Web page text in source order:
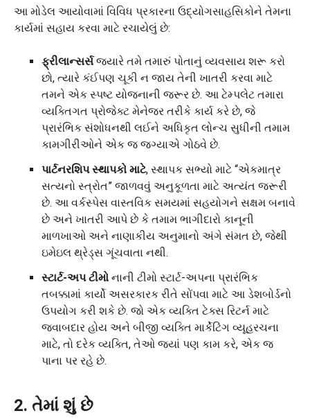
આ મોડેલ આયોવામાં વિવિધ પ્રકારના ઉદ્યોગસાહસિકોને તેમના
કાર્યમાં સહાય કરવા માટે રચાયેલું છે:
ફ્રીલાન્સર્સજ્યારે તમે તમારું પોતાનું વ્યવસાય શરૂ કરો
છો, ત્યારે કંઈપણ ચૂકી ન જાય તેની ખાતરી કરવા માટે
તમને એક સ્પષ્ટ યોજનાની જરૂર છે. આ ટેમ્પલેટ તમારા
વ્યક્તિગત પ્રોજેક્ટ મેનેજર તરીકે કાર્ય કરે છે, જે
પ્રારંભિક સંશોધનથી લઈને અધિકૃત લોન્ચ સુધીની તમામ
કામગીરીઓને એક જ જગ્યાએ ગોઠવે છે.
પાર્ટનરશિપ સ્થાપકો માટે, સ્થાપક સભ્યો માટે “એકમાત્ર
સત્યનો સ્ત્રોત” જાળવવું અનુકૂળતા માટે અત્યંત જરૂરી
છે. આ વર્કસ્પેસ વાસ્તવિક સમયમાં સહયોગને સક્ષમ બનાવે
છે અને ખાતરી આપે છે કે તમામ ભાગીદારો કાનૂની
માળખાઓ અને નાણાકીય અનુમાનો અંગે સંમત છે, જેથી
ઇમેઇલ થ્રેડ્સ ગૂંચવાતા નથી.
સ્ટાર્ટ-અપ ટીમો નાની ટીમો સ્ટાર્ટ-અપના પ્રારંભિક
તબક્કામાં કાર્યો અસરકારક રીતે સોંપવા માટે આ ડેશબોર્ડનો
ઉપયોગ કરી શકે છે. જો એક વ્યક્તિ ટેક્સ રિટર્ન માટે
જવાબદાર હોય અને બીજી વ્યક્તિ માર્કેટિંગ વ્યૂહરચના
માટે, તો દરેક વ્યક્તિ, તેઓ જ્યાં પણ કામ કરે, એક જ
પાના પર રહે છે.
2. તેમાં શું છે